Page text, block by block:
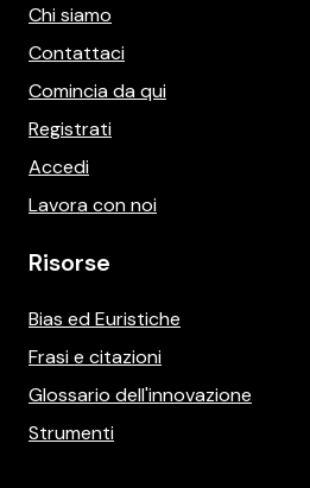
Chi siamo
Contattaci
Comincia da qui
Registrati
Accedi
Lavora con noi
Risorse
Bias ed Euristiche
Frasi e citazioni
Glossario dell'innovazione
Strumenti